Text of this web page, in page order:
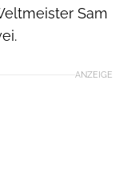
Sam
ANZEIGE